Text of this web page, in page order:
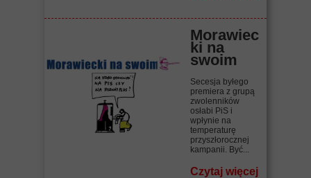
Morawiec
ki na
swoim
Secesja byłego
premiera z grupą
zwolenników
osłabi PiS i
wpłynie na
temperaturę
przyszłorocznej
kampanii. Być...
Czytaj więcej